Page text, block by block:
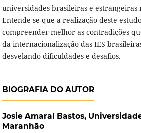
universidades brasileiras e estrangeiras
Entende-se que a realização deste
compreender melhor as contradições
da internacionalização das IES
desvelando dificuldades e desafios.
BIOGRAFIA DO AUTOR
Josie Amaral Bastos,
Maranhão